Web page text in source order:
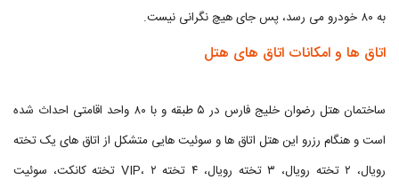
به ۸۰ خودرو می رسد، پس جای هیچ نگرانی نیست.
اتاق ها و امکانات اتاق های هتل
ساختمان هتل رضوان خلیج فارس در ۵ طبقه و با ۸۰ واحد اقامتی احداث شده
است و هنگام رزرو این هتل اتاق ها و سوئیت هایی متشکل از اتاق های یک تخته
رویال، ۲ تخته رویال، ۳ تخته رویال، ۴ تخته VIP، ۲ تخته کانکت، سوئیت